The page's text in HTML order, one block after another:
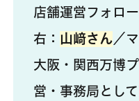
店舗運営フォロー
右： 山﨑さん／
大阪・関西万博
営・事務局とし